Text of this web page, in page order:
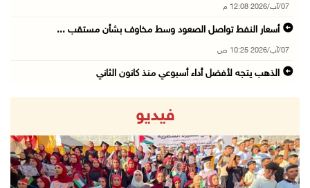
07/آب/2026 12:08 م
أسعار النفط تواصل الصعود وسط مخاوف بشأن مستقب ...
07/آب/2026 10:25 ص
الذهب يتجه لأفضل أداء أسبوعي منذ كانون الثاني
قوات الاحتلال تنصب حاجزا عسكريا شرق بيت لحم
07/آب/2026 09:06 ص
مستعمرون بحماية قوات الاحتلال يقتحمون برك سلي ...
07/آب/2026 08:39 ص
فيديو